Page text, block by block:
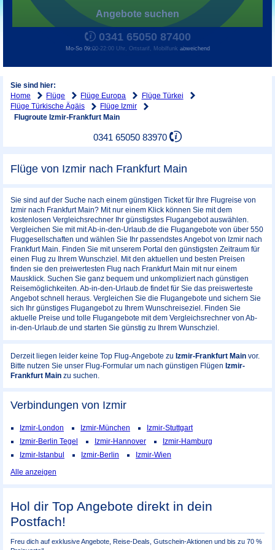
Angebote suchen
0341 65050 87400
Mo-So 09:00-22:00 Uhr, Ortstarif, Mobilfunk abweichend
Sie sind hier:
Home
Flüge Flüge Europa
Flüge Türkei
Flüge Türkische Ägäis
Flüge Izmir
Flugroute Izmir-Frankfurt Main
0341 65050 83970
Flüge von Izmir nach Frankfurt Main
Sie sind auf der Suche nach einem günstigen Ticket für Ihre Flugreise von
Izmir nach Frankfurt Main? Mit nur einem Klick können Sie mit dem
kostenlosen Vergleichsrechner Ihr günstigstes Flugangebot auswählen.
Vergleichen Sie mit mit Ab-in-den-Urlaub.de die Flugangebote von über 550
Fluggesellschaften und wählen Sie Ihr passendstes Angebot von Izmir nach
Frankfurt Main. Finden Sie mit unserem Portal den günstigsten Zeitraum für
einen Flug zu Ihrem Wunschziel. Mit den aktuellen und besten Preisen
finden sie den preiwertesten Flug nach Frankfurt Main mit nur einem
Mausklick. Suchen Sie ganz bequem und unkompliziert nach günstigen
Reisemöglichkeiten. Ab-in-den-Urlaub.de findet für Sie das preiswerteste
Angebot schnell heraus. Vergleichen Sie die Flugangebote und sichern Sie
sich Ihr günstiges Flugangebot zu Ihrem Wunschreiseziel. Finden Sie
aktuelle Preise und tolle Flugangebote mit dem Vergleichsrechner von Ab-
in-den-Urlaub.de und starten Sie günstig zu Ihrem Wunschziel.
Derzeit liegen leider keine Top Flug-Angebote zu Izmir-Frankfurt Main vor.
Bitte nutzen Sie unser Flug-Formular um nach günstigen Flügen Izmir-
Frankfurt Main zu suchen.
Verbindungen von Izmir
Izmir-London Izmir-München
Izmir-Stuttgart
Izmir-Berlin Tegel
Izmir-Hannover
Izmir-Hamburg
Izmir-Istanbul
Izmir-Berlin
Izmir-Wien
Alle anzeigen
Hol dir Top Angebote direkt in dein
Postfach!
Freu dich auf exklusive Angebote, Reise-Deals, Gutschein-Aktionen und bis zu 70 %